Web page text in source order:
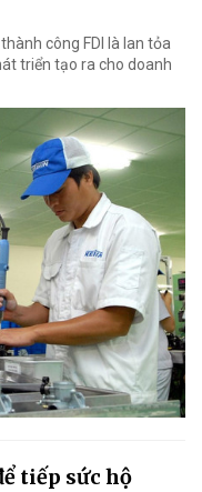
công FDI là lan tỏa
triển tạo ra cho doanh
tiếp sức hộ